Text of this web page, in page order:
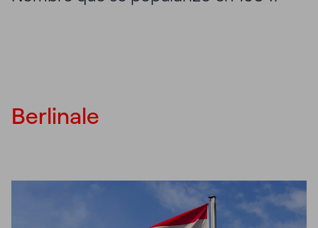
Berlinale